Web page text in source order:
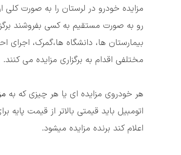
مزایده خودرو در لرستان را به صورت
رو به صورت مستقیم به کسی بفروشند
بیمارستان ها، دانشگاه ها،گمرک،
مختلفی اقدام به برگزاری مزایده می کنند.
هر خودروی مزایده ای یا هر چیزی که به
اتومبیل باید قیمتی بالاتر از قیمت
اعلام کند برنده مزایده میشود.